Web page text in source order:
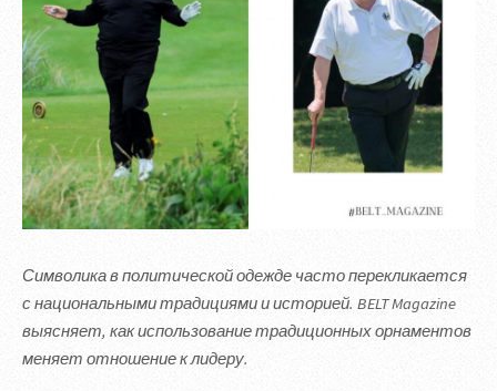
Символика в политической одежде часто перекликается
с национальными традициями и историей. BELT Magazine
выясняет, как использование традиционных орнаментов
меняет отношение к лидеру.